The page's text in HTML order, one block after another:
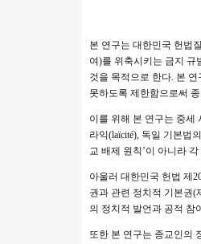
본 연구는 대한민국 헌법
여)를 위축시키는 금지 규
것을 목적으로 한다. 본
못하도록 제한함으로써
이를 위해 본 연구는 중세
라익(laïcité), 독일 기본법
교 배제 원칙’이 아니라
아울러 대한민국 헌법 제
권과 관련 정치적 기본권(
의 정치적 발언과 공적 참
또한 본 연구는 종교인의